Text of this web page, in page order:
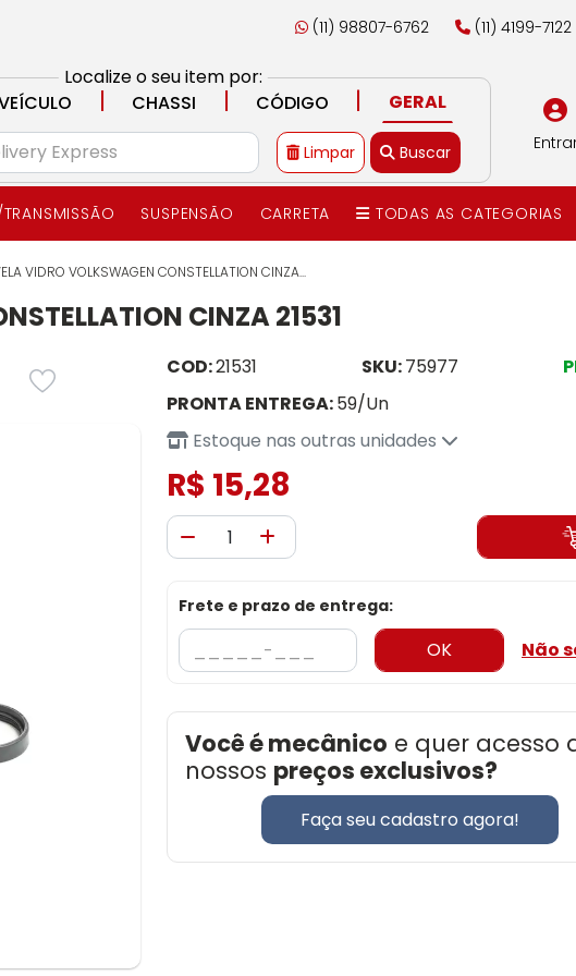
(11) 98807-6762 (11) 4199-7122
Localize o seu item por:
| CHASSI | CÓDIGO | GERAL
Limpar Buscar
SUSPENSÃO CARRETA TODAS AS CATEGORIAS
VIDRO VOLKSWAGEN CONSTELLATION CINZA...
CINZA 21531
COD:21531 SKU:75977
PRONTA ENTREGA:59/Un
Estoque nas outras unidades
R$ 15,28
Frete e prazo de entrega:
OK Não
Você é mecânico e quer acesso
nossos preços exclusivos?
Faça seu cadastro agora!